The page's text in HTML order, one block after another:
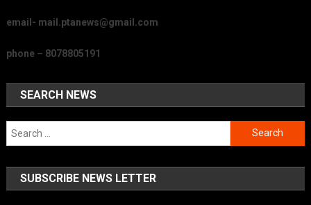
email- mail.ptanews@gmail.com
phone – 8078805191
SEARCH NEWS
Search
for:
SUBSCRIBE NEWS LETTER